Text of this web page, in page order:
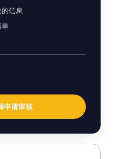
信息
单
申请审核